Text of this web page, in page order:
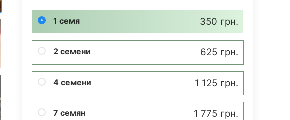
1 семя 350 грн.
2 семени 625 грн.
4 семени 1 125 грн.
7 семян 1 775 грн.